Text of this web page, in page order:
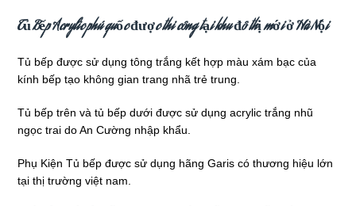
Tủ Bếp Acrylic phú quốc được thi công tại khu đô thị mới ở Hà Nội
Tủ bếp được sử dụng tông trắng kết hợp màu xám bạc của
kính bếp tạo không gian trang nhã trẻ trung.
Tủ bếp trên và tủ bếp dưới được sử dụng acrylic trắng nhũ
ngọc trai do An Cường nhập khẩu.
Phụ Kiện Tủ bếp được sử dụng hãng Garis có thương hiệu lớn
tại thị trường việt nam.